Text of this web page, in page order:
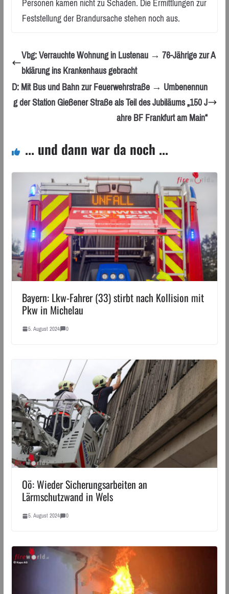
Feststellung der Brandursache stehen noch aus.
Vbg: Verrauchte Wohnung in Lustenau → 76-Jährige zur A
bklärung ins Krankenhaus gebracht
D: Mit Bus und Bahn zur Feuerwehrstraße → Umbenennun
g der Station Gießener Straße als Teil des Jubiläums „150 J
ahre BF Frankfurt am Main“
... und dann war da noch ...
Bayern: Lkw-Fahrer (33) stirbt nach Kollision mit
Pkw in Michelau
5. August 2024 0
Oö: Wieder Sicherungsarbeiten an
Lärmschutzwand in Wels
5. August 2024 0